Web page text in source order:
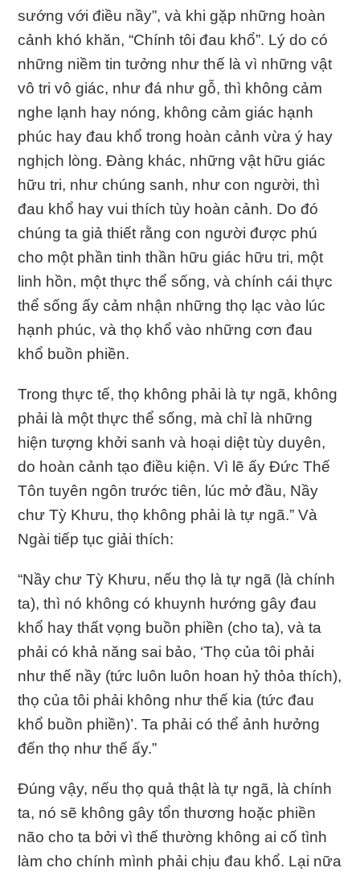
sướng với điều nầy”, và khi gặp những hoàn
cảnh khó khăn, “Chính tôi đau khổ”. Lý do có
những niềm tin tưởng như thế là vì những vật
vô tri vô giác, như đá như gỗ, thì không cảm
nghe lạnh hay nóng, không cảm giác hạnh
phúc hay đau khổ trong hoàn cảnh vừa ý hay
nghịch lòng. Ðàng khác, những vật hữu giác
hữu tri, như chúng sanh, như con người, thì
đau khổ hay vui thích tùy hoàn cảnh. Do đó
chúng ta giả thiết rằng con người được phú
cho một phần tinh thần hữu giác hữu tri, một
linh hồn, một thực thể sống, và chính cái thực
thể sống ấy cảm nhận những thọ lạc vào lúc
hạnh phúc, và thọ khổ vào những cơn đau
khổ buồn phiền.
Trong thực tế, thọ không phải là tự ngã, không
phải là một thực thể sống, mà chỉ là những
hiện tượng khởi sanh và hoại diệt tùy duyên,
do hoàn cảnh tạo điều kiện. Vì lẽ ấy Ðức Thế
Tôn tuyên ngôn trước tiên, lúc mở đầu, Nầy
chư Tỳ Khưu, thọ không phải là tự ngã.” Và
Ngài tiếp tục giải thích:
“Nầy chư Tỳ Khưu, nếu thọ là tự ngã (là chính
ta), thì nó không có khuynh hướng gây đau
khổ hay thất vọng buồn phiền (cho ta), và ta
phải có khả năng sai bảo, ‘Thọ của tôi phải
như thế nầy (tức luôn luôn hoan hỷ thỏa thích),
thọ của tôi phải không như thế kia (tức đau
khổ buồn phiền)’. Ta phải có thể ảnh hưởng
đến thọ như thế ấy.”
Ðúng vậy, nếu thọ quả thật là tự ngã, là chính
ta, nó sẽ không gây tổn thương hoặc phiền
não cho ta bởi vì thế thường không ai cố tình
làm cho chính mình phải chịu đau khổ. Lại nữa